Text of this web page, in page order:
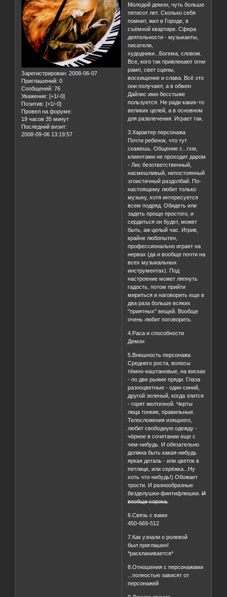
Зарегистрирован: 2008-06-07
Приглашений: 0
Сообщений: 76
Уважение: [+1/-0]
Позитив: [+1/-0]
Провел на форуме:
19 часов 35 минут
Последний визит:
2008-09-06 13:19:57
Молодой демон, чуть больше
пятисот лет. Сколько себя
помнит, жил в Городе, в
съёмной квартире. Сфера
деятельности - музыканты,
писатели,
худодники...Богема, словом.
Все, кого так привлекают огни
рамп, свет сцены,
восхищение и слава. Всё это
они получают, а в обмен
Дайлис ими бесстыже
пользуется. Не ради каких-то
великих целей, а в основном
для развлечения. Играет так.
3.Характер персонажа
Почти ребенок, что тут
скажешь. Общение с...гхм,
клиентами не проходит даром
- Лис безответственный,
насмешливый, непостоянный
эгоистичный раздолбай. По-
настоящему любит только
музыку, хотя интересуется
всем подряд. Обидеть или
задеть проще простого, и
сердиться он будет, может
быть, аж целый час. Игрив,
крайне любопытен,
профессионально играет на
нервах (да и вообще почти на
всех музыкальных
инструментах). Под
настроение может ляпнуть
гадость, потом прийти
мириться и наговорить еще в
два раза больше всяких
"приятных" вещей. Вообще
очень любит поговорить.
4.Раса и способности
Демон
5.Внешность персонажа
Среднего роста, волосы
тёмно-каштановые, на висках
- по две рыжие пряди. Глаза
разноцветные - один синий,
другой зеленый, когда злится
- горят желтизной. Черты
лица тонкие, правильные.
Телосложения изящного,
любит свободную одежду -
чёрное в сочетании еще с
чем-нибудь. И обязательно
должна быть какая-нибудь
яркая деталь - или цветок в
петлице, или серёжка...Ну
хоть что-нибудь!) Обожает
трости. И разнообразные
безделушки-финтифлюшки.И
вообще сорока.
6.Связь с вами
450-669-512
7.Как узнали о ролевой
был приглашен!
*раскланивается*
8.Отношения с персонажами
...полностью зависят от
персонажей